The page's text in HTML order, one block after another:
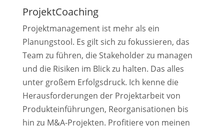
ProjektCoaching
Projektmanagement ist mehr als ein
Planungstool. Es gilt sich zu fokussieren, das
Team zu führen, die Stakeholder zu managen
und die Risiken im Blick zu halten. Das alles
unter großem Erfolgsdruck. Ich kenne die
Herausforderungen der Projektarbeit von
Produkteinführungen, Reorganisationen bis
hin zu M&A-Projekten. Profitiere von meinen